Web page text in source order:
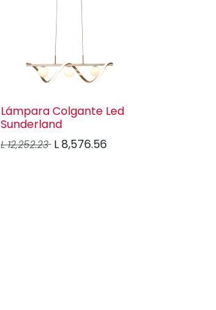
Lámpara Colgante Led
Sunderland
L12,252.23 L8,576.56